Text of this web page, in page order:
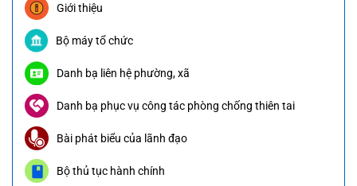
Giới thiệu
Bộ máy tổ chức
Danh bạ liên hệ phường, xã
Danh bạ phục vụ công tác phòng chống thiên tai
Bài phát biểu của lãnh đạo
Bộ thủ tục hành chính